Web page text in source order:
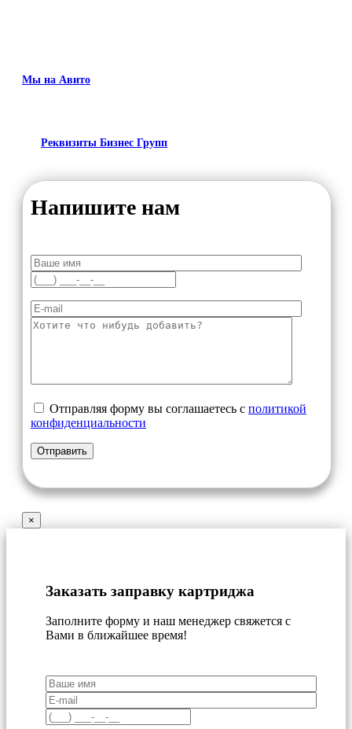
Мы на Авито
Реквизиты Бизнес Групп
Напишите нам
Отправляя форму вы соглашаетесь с политикой
конфиденциальности
×
Заказать заправку картриджа
Заполните форму и наш менеджер свяжется с
Вами в ближайшее время!